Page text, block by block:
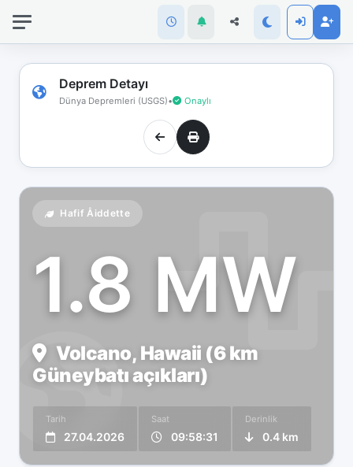
Deprem Detayı
Dünya Depremleri (USGS)• Onaylı
Hafif Åiddette
1.8 MW
Volcano, Hawaii (6 km
Güneybatı açıkları)
Tarih
27.04.2026
Saat
09:58:31
Derinlik
0.4 km
bağlantınız
koptu!
Çevrimdışı
moddasınız.